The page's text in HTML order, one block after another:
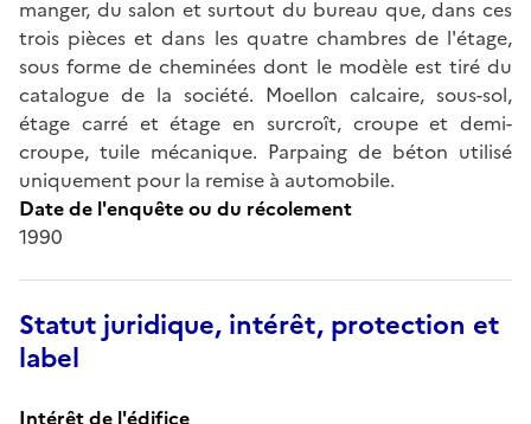
manger, du salon et surtout du bureau que, dans ces
trois pièces et dans les quatre chambres de l'étage,
sous forme de cheminées dont le modèle est tiré du
catalogue de la société. Moellon calcaire, sous-sol,
étage carré et étage en surcroît, croupe et demi-
croupe, tuile mécanique. Parpaing de béton utilisé
uniquement pour la remise à automobile.
Date de l'enquête ou du récolement
1990
Statut juridique, intérêt, protection et
label
Intérêt de l'édifice